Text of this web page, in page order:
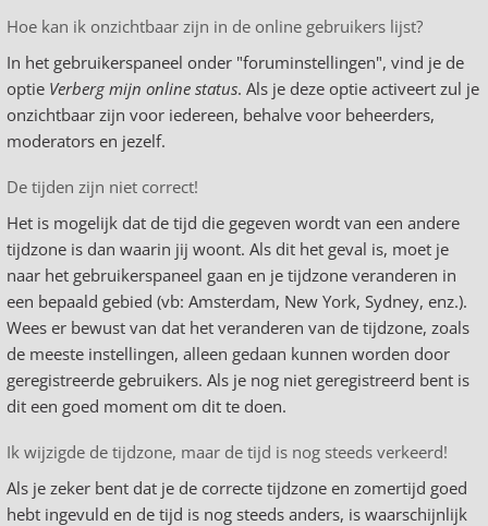
Hoe kan ik onzichtbaar zijn in de online gebruikers lijst?
In het gebruikerspaneel onder "foruminstellingen", vind je de
optie Verberg mijn online status. Als je deze optie activeert zul je
onzichtbaar zijn voor iedereen, behalve voor beheerders,
moderators en jezelf.
De tijden zijn niet correct!
Het is mogelijk dat de tijd die gegeven wordt van een andere
tijdzone is dan waarin jij woont. Als dit het geval is, moet je
naar het gebruikerspaneel gaan en je tijdzone veranderen in
een bepaald gebied (vb: Amsterdam, New York, Sydney, enz.).
Wees er bewust van dat het veranderen van de tijdzone, zoals
de meeste instellingen, alleen gedaan kunnen worden door
geregistreerde gebruikers. Als je nog niet geregistreerd bent is
dit een goed moment om dit te doen.
Ik wijzigde de tijdzone, maar de tijd is nog steeds verkeerd!
Als je zeker bent dat je de correcte tijdzone en zomertijd goed
hebt ingevuld en de tijd is nog steeds anders, is waarschijnlijk